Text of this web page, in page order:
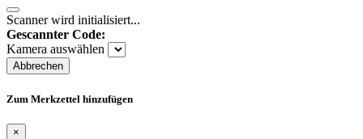
Scanner wird initialisiert...
Gescannter Code:
Kamera auswählen
Abbrechen
Zum Merkzettel hinzufügen
×